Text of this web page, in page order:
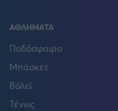
ΑΘΛΗΜΑΤΑ
Ποδόσφαιρο
Μπάσκετ
Βόλεϊ
Τέννις